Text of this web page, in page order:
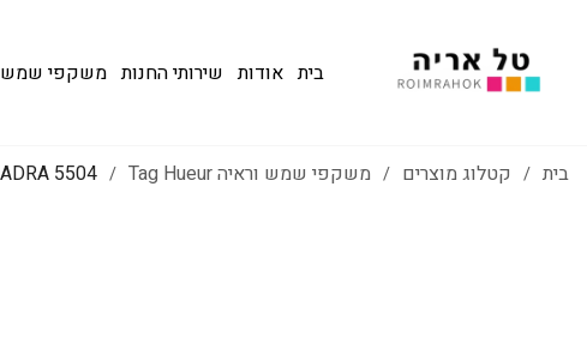
בית אודות שירותי החנות משקפי שמש Vuarnet
בית / קטלוג מוצרים / משקפי שמש וראיה Tag Hueur / 5504 SQUADRA שמש